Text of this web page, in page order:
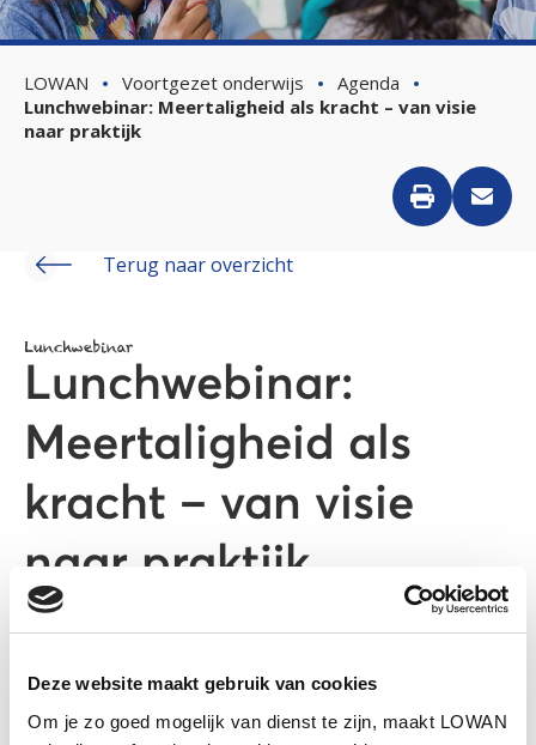
Deze website maakt gebruik van cookies
Om je zo goed mogelijk van dienst te zijn, maakt LOWAN
LOWAN Voortgezet onderwijs
Agenda
Lunchwebinar: Meertaligheid als kracht – van visie
naar praktijk
Terug naar overzicht
Lunchwebinar
Lunchwebinar:
Meertaligheid als
kracht – van visie
naar praktijk